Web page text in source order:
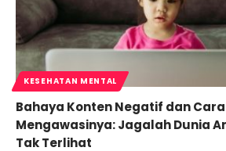
KESEHATAN MENTAL
Bahaya Konten Negatif dan
Mengawasinya: Jagalah Dunia
Tak Terlihat